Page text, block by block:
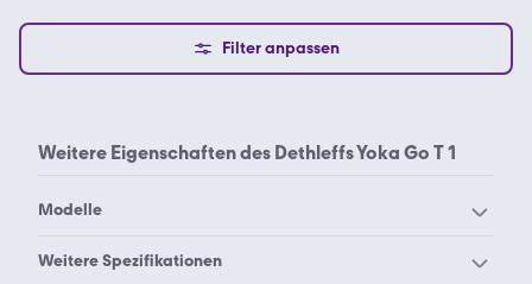
Filter anpassen
Weitere Eigenschaften des Dethleffs Yoka Go T 1
Modelle
Dethleffs Aero 410 QS
Weitere Spezifikationen